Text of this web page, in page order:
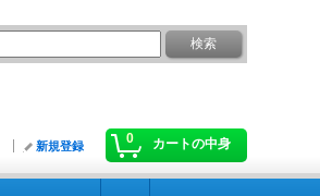
0 カートの中身
新規登録